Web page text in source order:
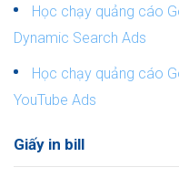
Học chạy quảng cáo
Dynamic Search Ads
Học chạy quảng cáo
YouTube Ads
Giấy in bill